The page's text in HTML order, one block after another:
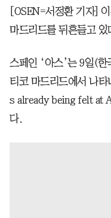
[OSEN=서정환 기자]
마드리드를 뒤흔들고 있
스페인 ‘아스’는 9일(한
티코 마드리드에서 나
s already being felt at
다.